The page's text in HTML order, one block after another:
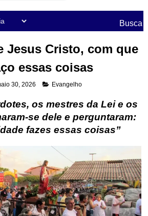
Busca
Jesus Cristo, com que
essas coisas
30, 2026 Evangelho
os mestres da Lei e os
se dele e perguntaram:
fazes essas coisas”